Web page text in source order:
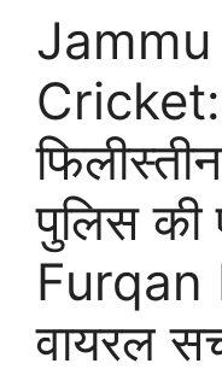
पुलिस की
वायरल